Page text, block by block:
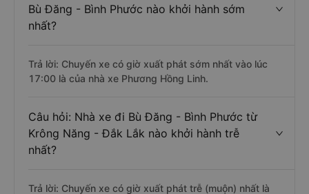
Bù Đăng - Bình Phước nào khởi hành sớm
nhất?
Trả lời: Chuyến xe có giờ xuất phát sớm nhất vào lúc
17:00 là của nhà xe Phương Hồng Linh.
Câu hỏi: Nhà xe đi Bù Đăng - Bình Phước từ
Krông Năng - Đắk Lắk nào khởi hành trễ
nhất?
Trả lời: Chuyến xe có giờ xuất phát trễ (muộn) nhất là